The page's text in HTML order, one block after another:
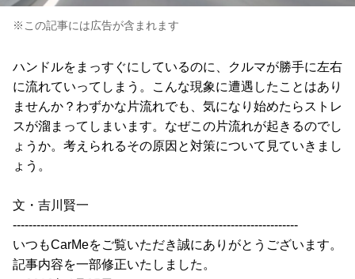
※この記事には広告が含まれます
ハンドルをまっすぐにしているのに、クルマが勝手に左右
に流れていってしまう。こんな現象に遭遇したことはあり
ませんか？わずかな片流れでも、気になり始めたらストレ
スが溜まってしまいます。なぜこの片流れが起きるのでし
ょうか。考えられるその原因と対策について見ていきまし
ょう。
文・吉川賢一
------------------------------------------------------------------------
いつもCarMeをご覧いただき誠にありがとうございます。
記事内容を一部修正いたしました。